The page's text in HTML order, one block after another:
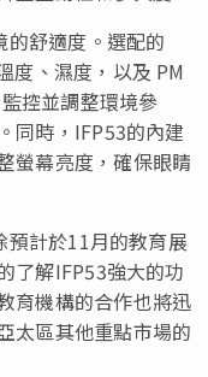
舒適度。選配的
度、濕度，以及 PM
控並調整環境參
同時，IFP53的內建
螢幕亮度，確保眼睛
預計於11月的教育展
了解IFP53強大的功
育機構的合作也將迅
太區其他重點市場的